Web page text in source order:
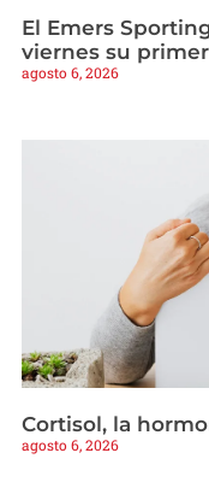
El Emers
viernes su
agosto 6, 2026
Cortisol, la
agosto 6, 2026